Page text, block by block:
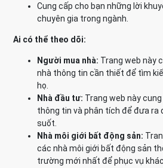
Cung cấp cho bạn những lời
chuyên gia trong ngành.
Ai có thể theo dõi:
Người mua nhà: Trang web này
nhà thông tin cần thiết để tìm
họ.
Nhà đầu tư: Trang web này
thông tin và phân tích để đưa ra
suốt.
Nhà môi giới bất động sản:
các nhà môi giới bất động sản
trường mới nhất để phục vụ